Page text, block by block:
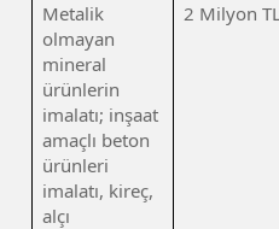
Metalik
olmayan
mineral
ürünlerin
imalatı; inşaat
amaçlı beton
ürünleri
imalatı, kireç,
alçı
2 Milyon